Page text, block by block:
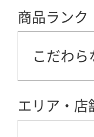
商品ランク
こだわら
エリア・店